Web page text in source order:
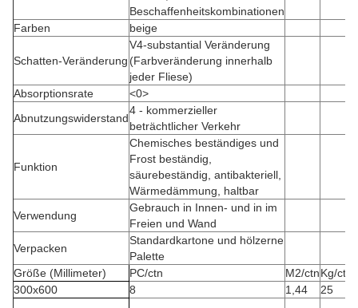
Beschaffenheitskombinationen
Farben
beige
Schatten-Veränderung
V4-substantial Veränderung
(Farbveränderung innerhalb
jeder Fliese)
Absorptionsrate
<0>
Abnutzungswiderstand
4 - kommerzieller
beträchtlicher Verkehr
Funktion
Chemisches beständiges und
Frost beständig,
säurebeständig, antibakteriell,
Wärmedämmung, haltbar
Verwendung
Gebrauch in Innen- und in im
Freien und Wand
Verpacken
Standardkartone und hölzerne
Palette
Größe (Millimeter)
PC/ctn M2/ctnKg/ctn
300x600
8 1,44 25